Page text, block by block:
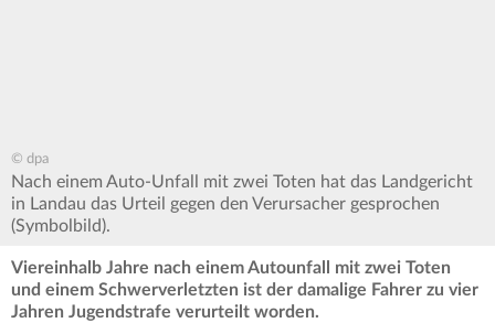
© dpa
Nach einem Auto-Unfall mit zwei Toten hat das Landgericht
in Landau das Urteil gegen den Verursacher gesprochen
(Symbolbild).
Viereinhalb Jahre nach einem Autounfall mit zwei Toten
und einem Schwerverletzten ist der damalige Fahrer zu vier
Jahren Jugendstrafe verurteilt worden.